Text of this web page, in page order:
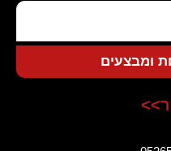
ומבצעים